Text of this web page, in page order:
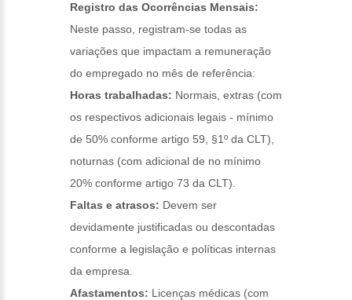
Registro das Ocorrências Mensais:
Neste passo, registram-se todas as
variações que impactam a remuneração
do empregado no mês de referência:
Horas trabalhadas: Normais, extras (com
os respectivos adicionais legais - mínimo
de 50% conforme artigo 59, §1º da CLT),
noturnas (com adicional de no mínimo
20% conforme artigo 73 da CLT).
Faltas e atrasos: Devem ser
devidamente justificadas ou descontadas
conforme a legislação e políticas internas
da empresa.
Afastamentos: Licenças médicas (com